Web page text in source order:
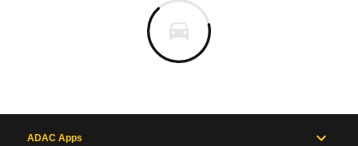
ADAC Apps